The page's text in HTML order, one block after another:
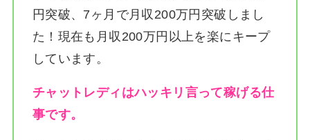
円突破、7ヶ月で月収200万円突破しまし
た！ 現在も月収200万円以上を楽にキープ
しています。
チャットレディはハッキリ言って稼げる仕
事です。